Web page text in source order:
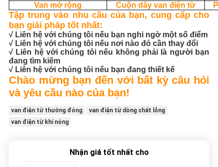
Van mở rộng Cuộn dây van điện từ
Tập trung vào nhu cầu của bạn, cung cấp cho
bạn giải pháp tốt nhất:
√ Liên hệ với chúng tôi nếu bạn nghi ngờ một số điểm
√ Liên hệ với chúng tôi nếu nơi nào đó cần thay đổi
√ Liên hệ với chúng tôi nếu không phải là người bạn
đang tìm kiếm
√ Liên hệ với chúng tôi nếu bạn đang thiết kế
Chào mừng bạn đến với bất kỳ câu hỏi
và yêu cầu nào của bạn!
van điện từ thường đóng
van điện từ dòng chất lỏng
van điện từ khí nóng
Nhận giá tốt nhất cho